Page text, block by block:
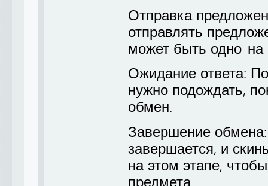
Отправка
отправлять
может быть одно-
Ожидание ответа:
нужно подождать,
обмен.
Завершение
завершается, и
на этом этапе,
предмета.